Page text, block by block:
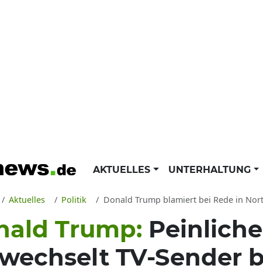
AKTUELLES UNTERHALTUNG
Aktuelles Politik Donald Trump blamiert bei Rede in
Trump:
TV-Sender